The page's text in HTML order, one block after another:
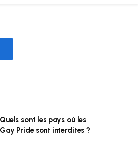
Quels sont les pays où les
Gay Pride sont interdites ?